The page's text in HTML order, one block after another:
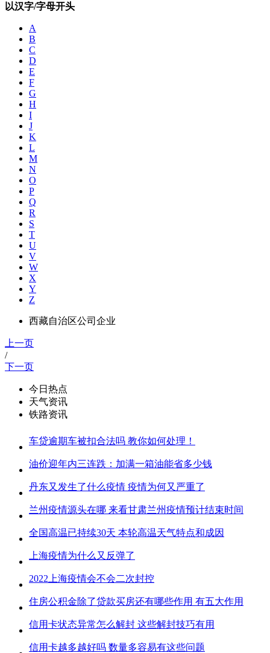
以汉字/字母开头
A
B
C
D
E
F
G
H
I
J
K
L
M
N
O
P
Q
R
S
T
U
V
W
X
Y
Z
西藏自治区公司企业
上一页
/
下一页
今日热点
天气资讯
铁路资讯
车贷逾期车被扣合法吗 教你如何处理！
油价迎年内三连跌：加满一箱油能省多少钱
丹东又发生了什么疫情 疫情为何又严重了
兰州疫情源头在哪 来看甘肃兰州疫情预计结束时间
全国高温已持续30天 本轮高温天气特点和成因
上海疫情为什么又反弹了
2022上海疫情会不会二次封控
住房公积金除了贷款买房还有哪些作用 有五大作用
信用卡状态异常怎么解封 这些解封技巧有用
信用卡越多越好吗 数量多容易有这些问题